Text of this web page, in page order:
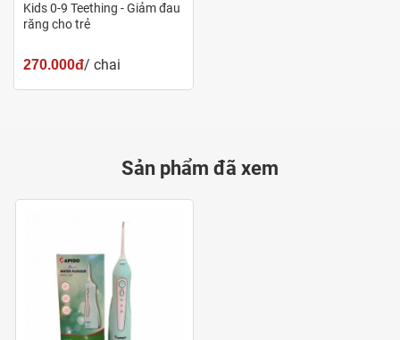
Kids 0-9 Teething - Giảm đau
răng cho trẻ
270.000đ/ chai
Sản phẩm đã xem